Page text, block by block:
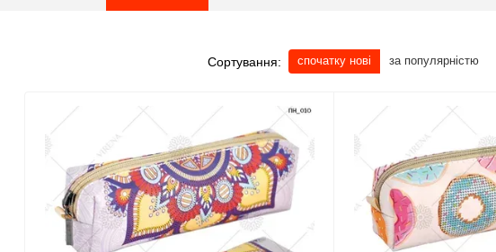
Сортування: спочатку нові за популярністю